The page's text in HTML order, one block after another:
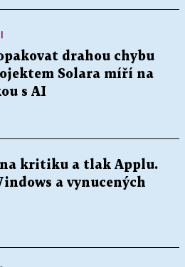
drahou chybu
Solara míří na
s AI
kritiku a tlak Applu.
a vynucených